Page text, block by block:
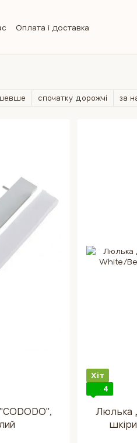
Оплата і доставка
інформація
Магазин
спочатку дорожчі за
Хіт
4
Люлька